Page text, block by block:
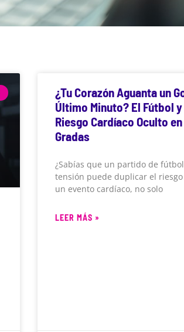
¿Tu Corazón Aguanta un
Último Minuto? El Fútbol
Riesgo Cardíaco Oculto
Gradas
¿Sabías que un partido de
tensión puede duplicar el
un evento cardíaco, no solo
LEER MÁS »